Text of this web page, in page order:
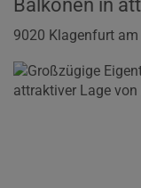
Balkonen in
9020 Klagenfurt am